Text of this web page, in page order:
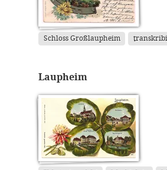
Schloss Großlaupheim
Laupheim